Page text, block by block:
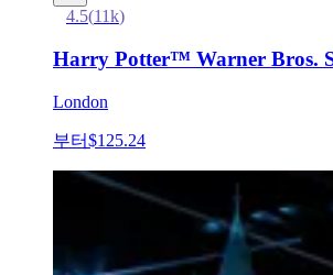
4.5(11k)
Harry Potter™ Warner Bros.
London
부터$125.24